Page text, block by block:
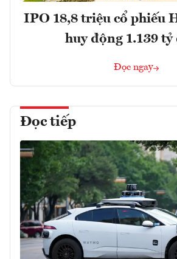
IPO 18,8 triệu cổ phiếu
huy động 1.139 tỷ
Đọc ngay
Đọc tiếp